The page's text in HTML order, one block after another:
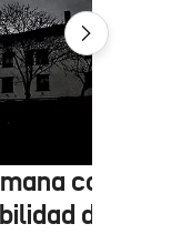
con
de